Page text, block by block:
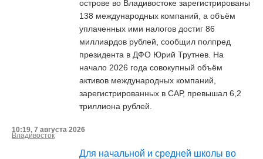
острове во Владивостоке зарегистрированы
138 международных компаний, а объём
уплаченных ими налогов достиг 86
миллиардов рублей, сообщил полпред
президента в ДФО Юрий Трутнев. На
начало 2026 года совокупный объём
активов международных компаний,
зарегистрированных в САР, превышал 6,2
триллиона рублей.
10:19, 7 августа 2026
Владивосток
Для начальной и средней школы во